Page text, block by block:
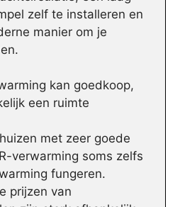
zelf te installeren en
manier om je
kan goedkoop,
een ruimte
met zeer goede
verwarming soms zelfs
fungeren.
prijzen van